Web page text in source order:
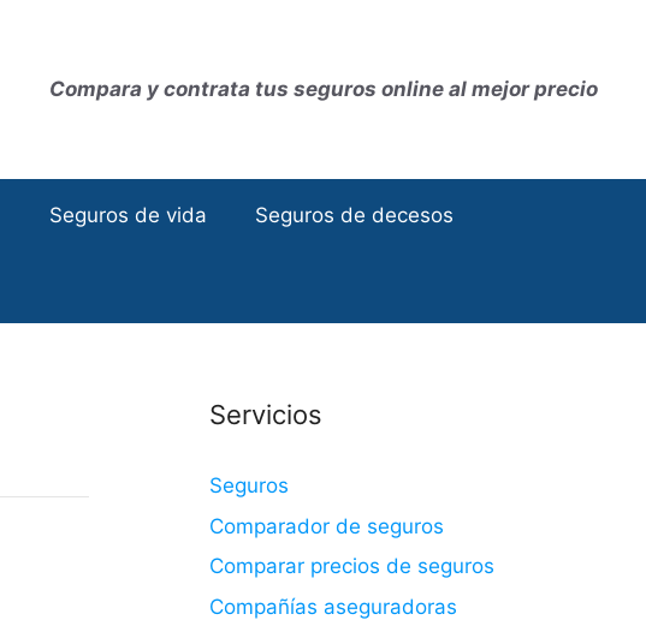
Compara y contrata tus seguros online al mejor precio
Seguros de vida Seguros de decesos
Servicios
Seguros
Comparador de seguros
Comparar precios de seguros
Compañías aseguradoras